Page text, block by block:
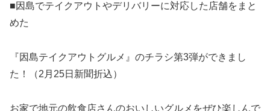
■因島でテイクアウトやデリバリーに対応した店舗をまと
めた
『因島テイクアウトグルメ』のチラシ第3弾ができまし
た！（2月25日新聞折込）
お家で地元の飲食店さんのおいしいグルメをぜひ楽しんで